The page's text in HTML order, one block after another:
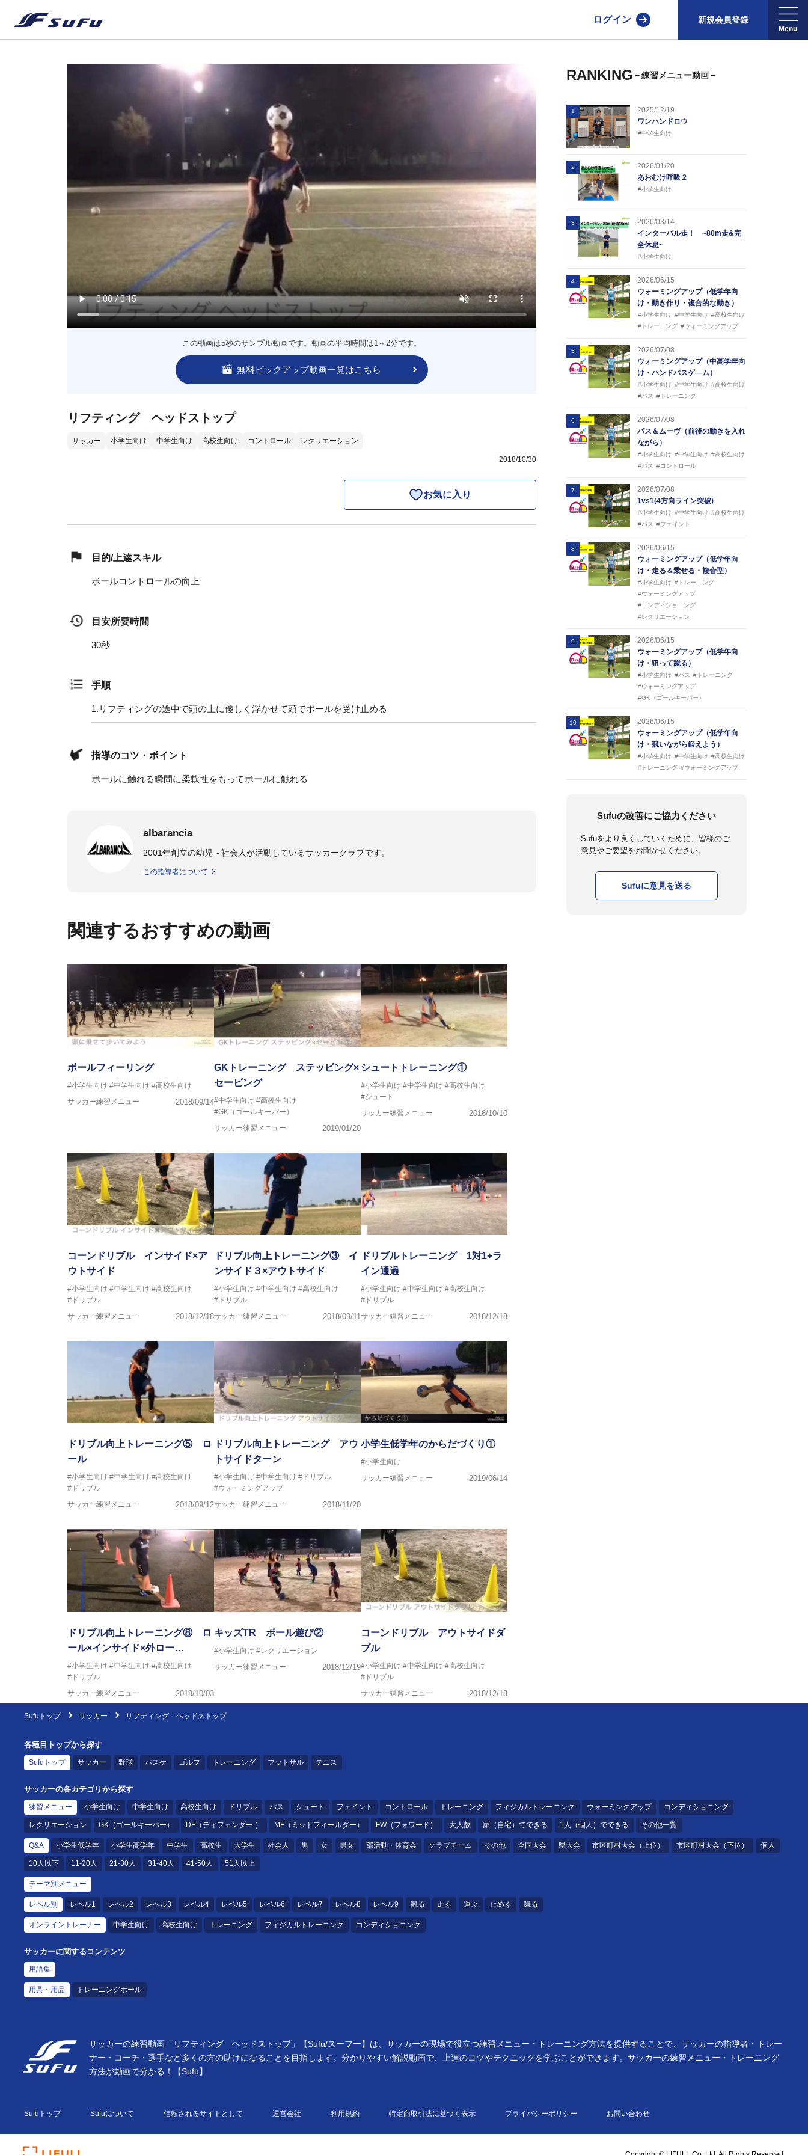
ログイン 新規会員登録
この動画は5秒のサンプル動画です。動画の平均時間は1～2分です。
無料ピックアップ動画一覧はこちら
リフティング ヘッドストップ
サッカー 小学生向け 中学生向け 高校生向け コントロール レクリエーション
2018/10/30
お気に入り
目的/上達スキル
ボールコントロールの向上
目安所要時間
30秒
手順
1. リフティングの途中で頭の上に優しく浮かせて頭でボールを受け止める
指導のコツ・ポイント
ボールに触れる瞬間に柔軟性をもってボールに触れる
albarancia
2001年創立の幼児～社会人が活動しているサッカークラブです。
この指導者について
関連するおすすめの動画
ボールフィーリング
#小学生向け #中学生向け #高校生向け
サッカー練習メニュー
2018/09/14
GKトレーニング ステッピング×
セービング
#中学生向け #高校生向け
#GK（ゴールキーパー）
サッカー練習メニュー
2019/01/20
シュートトレーニング①
#小学生向け #中学生向け #高校生向け
#シュート
サッカー練習メニュー
2018/10/10
コーンドリブル インサイド×ア
ウトサイド
#小学生向け #中学生向け #高校生向け
#ドリブル
サッカー練習メニュー
2018/12/18
ドリブル向上トレーニング③ イ
ンサイド３×アウトサイド
#小学生向け #中学生向け #高校生向け
#ドリブル
サッカー練習メニュー
2018/09/11
ドリブルトレーニング 1対1+ラ
イン通過
#小学生向け #中学生向け #高校生向け
#ドリブル
サッカー練習メニュー
2018/12/18
ドリブル向上トレーニング⑤ ロ
ール
#小学生向け #中学生向け #高校生向け
#ドリブル
サッカー練習メニュー
2018/09/12
ドリブル向上トレーニング アウ
トサイドターン
#小学生向け #中学生向け #ドリブル
#ウォーミングアップ
サッカー練習メニュー
2018/11/20
小学生低学年のからだづくり①
#小学生向け
サッカー練習メニュー
2019/06/14
ドリブル向上トレーニング⑧ ロ
ール×インサイド×外ロー…
#小学生向け #中学生向け #高校生向け
#ドリブル
サッカー練習メニュー
2018/10/03
キッズTR ボール遊び②
#小学生向け #レクリエーション
サッカー練習メニュー
2018/12/19
コーンドリブル アウトサイドダ
ブル
#小学生向け #中学生向け #高校生向け
#ドリブル
サッカー練習メニュー
2018/12/18
RANKING －練習メニュー動画－
1
2025/12/19
ワンハンドロウ
#中学生向け
2
2026/01/20
あおむけ呼吸２
#小学生向け
3
2026/03/14
インターバル走！ ~80m走&完
全休息~
#小学生向け
4
2026/06/15
ウォーミングアップ（低学年向
け・動き作り・複合的な動き）
#小学生向け #中学生向け #高校生向け
#トレーニング #ウォーミングアップ
5
2026/07/08
ウォーミングアップ（中高学年向
け・ハンドパスゲ―ム）
#小学生向け #中学生向け #高校生向け
#パス
#トレーニング
6
2026/07/08
パス＆ムーヴ（前後の動きを入れ
ながら）
#小学生向け #中学生向け #高校生向け
#パス
#コントロール
7
2026/07/08
1vs1(4方向ライン突破)
#小学生向け #中学生向け #高校生向け
#パス
#フェイント
8
2026/06/15
ウォーミングアップ（低学年向
け・走る＆乗せる・複合型）
#小学生向け #トレーニング
#ウォーミングアップ
#コンディショニング
#レクリエーション
9
2026/06/15
ウォーミングアップ（低学年向
け・狙って蹴る）
#小学生向け #パス
#トレーニング
#ウォーミングアップ
#GK（ゴールキーパー）
10
2026/06/15
ウォーミングアップ（低学年向
け・競いながら鍛えよう）
#小学生向け #中学生向け #高校生向け
#トレーニング #ウォーミングアップ
Sufuの改善にご協力ください
Sufuをより良くしていくために、皆様のご
意見やご要望をお聞かせください。
Sufuに意見を送る
Sufuトップ サッカー リフティング ヘッドストップ
各種目トップから探す
Sufuトップ サッカー 野球 バスケ ゴルフ トレーニング フットサル テニス
サッカーの各カテゴリから探す
練習メニュー 小学生向け 中学生向け 高校生向け ドリブル パス シュート フェイント コントロール トレーニング フィジカルトレーニング ウォーミングアップ コンディショニング
レクリエーション GK（ゴールキーパー） DF（ディフェンダー ） MF（ミッドフィールダー） FW（フォワード） 大人数 家（自宅）でできる 1人（個人）でできる その他一覧
Q&A 小学生低学年 小学生高学年 中学生 高校生 大学生 社会人 男 女 男女 部活動・体育会 クラブチーム その他 全国大会 県大会 市区町村大会（上位） 市区町村大会（下位） 個人
10人以下 11-20人 21-30人 31-40人 41-50人 51人以上
テーマ別メニュー
レベル別 レベル1 レベル2 レベル3 レベル4 レベル5 レベル6 レベル7 レベル8 レベル9 観る 走る 運ぶ 止める 蹴る
オンライントレーナー 中学生向け 高校生向け トレーニング フィジカルトレーニング コンディショニング
サッカーに関するコンテンツ
用語集
用具・用品 トレーニングボール
サッカーの練習動画「リフティング ヘッドストップ」【Sufu/スーフー】は、サッカーの現場で役立つ練習メニュー・トレーニング方法を提供することで、サッカーの指導者・トレー
ナー・コーチ・選手など多くの方の助けになることを目指します。分かりやすい解説動画で、上達のコツやテクニックを学ぶことができます。サッカーの練習メニュー・トレーニング
方法が動画で分かる！【Sufu】
Sufuトップ Sufuについて 信頼されるサイトとして 運営会社 利用規約 特定商取引法に基づく表示 プライバシーポリシー お問い合わせ